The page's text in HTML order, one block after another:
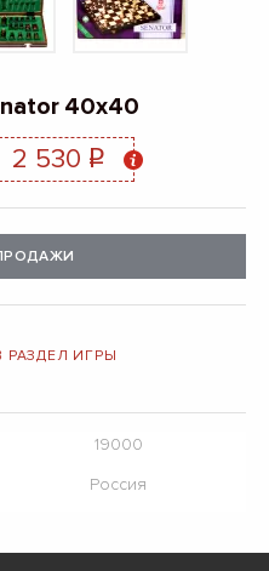
40x40
2 530 q
РАЗДЕЛ ИГРЫ
19000
Россия